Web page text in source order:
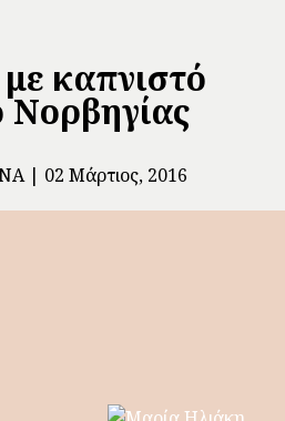
καπνιστό
Νορβηγίας
02 Μάρτιος, 2016